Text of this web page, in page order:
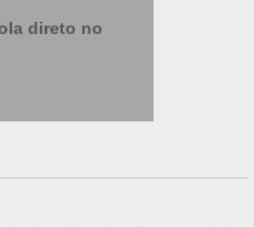
direto no